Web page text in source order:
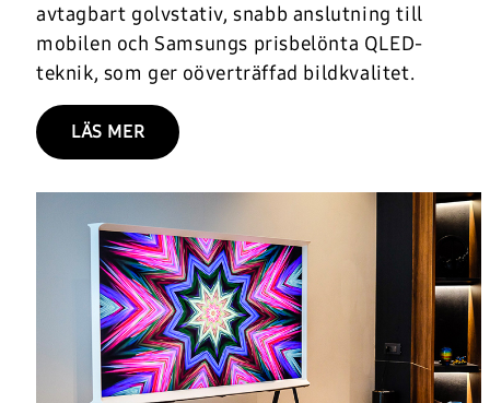
avtagbart golvstativ, snabb anslutning till
mobilen och Samsungs prisbelönta QLED-
teknik, som ger oöverträffad bildkvalitet.
LÄS MER